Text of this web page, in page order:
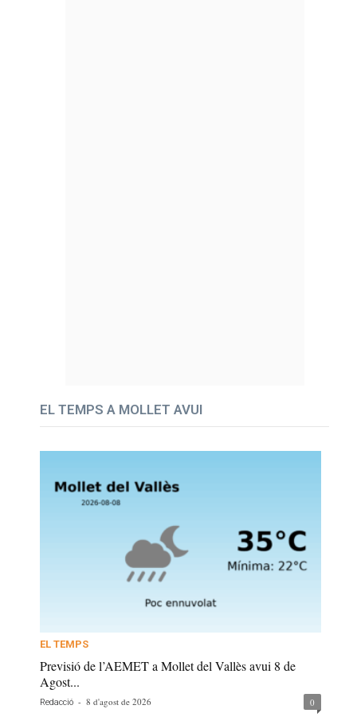
EL TEMPS A MOLLET AVUI
EL TEMPS
Previsió de l’AEMET a Mollet del Vallès avui 8 de
Agost...
Redacció - 8 d'agost de 2026 0